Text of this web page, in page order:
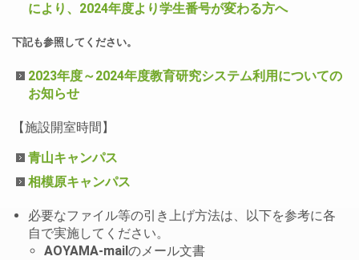
により、2024年度より学生番号が変わる方へ
下記も参照してください。
2023年度～2024年度教育研究システム利用についての
お知らせ
【施設開室時間】
青山キャンパス
相模原キャンパス
必要なファイル等の引き上げ方法は、以下を参考に各
自で実施してください。
AOYAMA-mail のメール文書